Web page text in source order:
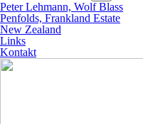
Peter Lehmann, Wolf Blass
Penfolds, Frankland Estate
New Zealand
Links
Kontakt